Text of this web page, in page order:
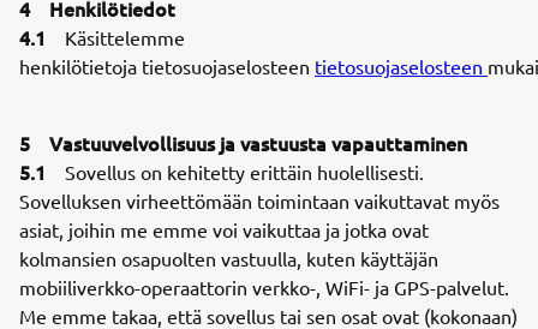
4 Henkilötiedot
4.1 Käsittelemme
henkilötietoja tietosuojaselosteen tietosuojaselosteen
5 Vastuuvelvollisuus ja vastuusta vapauttaminen
5.1
Sovellus on kehitetty erittäin huolellisesti.
Sovelluksen virheettömään toimintaan vaikuttavat myös
asiat, joihin me emme voi vaikuttaa ja jotka ovat
kolmansien osapuolten vastuulla, kuten käyttäjän
mobiiliverkko-operaattorin verkko-, WiFi- ja GPS-palvelut.
Me emme takaa, että sovellus tai sen osat ovat (kokonaan)